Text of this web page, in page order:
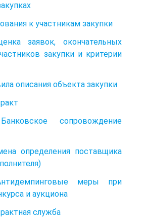
к участникам закупки
заявок, окончательных
закупки и критерии
описания объекта закупки
сопровождение
определения поставщика
меры при
и аукциона
служба